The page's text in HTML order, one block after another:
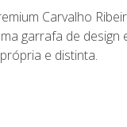
Carvalho
garrafa de
e distinta.